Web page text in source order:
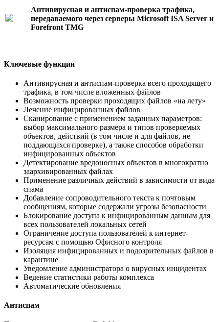
Антивирусная и антиспам-проверка трафика,
передаваемого через серверы Microsoft ISA Server и
Forefront TMG
Ключевые функции
Антивирусная и антиспам-проверка всего проходящего
трафика, в том числе вложенных файлов
Возможность проверки проходящих файлов «на лету»
Лечение инфицированных файлов
Сканирование с применением заданных параметров:
выбор максимального размера и типов проверяемых
объектов, действий (в том числе и для файлов, не
поддающихся проверке), а также способов обработки
инфицированных объектов
Детектирование вредоносных объектов в многократно
заархивированных файлах
Применение различных действий в зависимости от вида
спама
Добавление сопроводительного текста к почтовым
сообщениям, которые содержали угрозы безопасности
Блокирование доступа к инфицированным данным для
всех пользователей локальных сетей
Ограничение доступа пользователей к интернет-
ресурсам с помощью Офисного контроля
Изоляция инфицированных и подозрительных файлов в
карантине
Уведомление администратора о вирусных инцидентах
Ведение статистики работы комплекса
Автоматические обновления
Антиспам